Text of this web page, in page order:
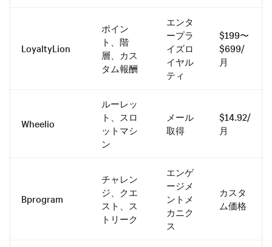
LoyaltyLion
ポイン
ト、階
層、カス
タム報酬
エンタ
ープラ
イズロ
イヤル
ティ
$199〜
$699/
月
Wheelio
ルーレッ
ト、スロ
ットマシ
ン
メール
取得
$14.92/
月
Bprogram
チャレン
ジ、クエ
スト、ス
トリーク
エンゲ
ージメ
ントメ
カニク
ス
カスタ
ム価格